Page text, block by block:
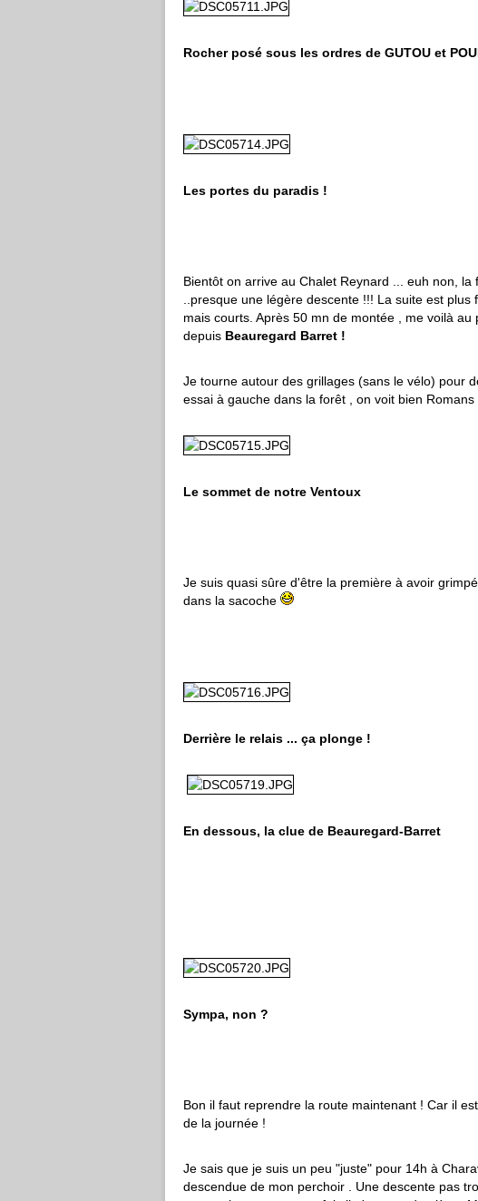
Rocher posé sous les ordres de GUTOU et
Les portes du paradis !
Bientôt on arrive au Chalet Reynard ... euh non,
..presque une légère descente !!! La suite est
mais courts. Après 50 mn de montée , me voilà au
depuis Beauregard Barret !
Je tourne autour des grillages (sans le vélo) pour
essai à gauche dans la forêt , on voit bien
Le sommet de notre Ventoux
Je suis quasi sûre d'être la première à avoir
dans la sacoche
Derrière le relais ... ça plonge !
En dessous, la clue de Beauregard-Barret
Sympa, non ?
Bon il faut reprendre la route maintenant ! Car il
de la journée !
Je sais que je suis un peu "juste" pour 14h à
descendue de mon perchoir . Une descente pas